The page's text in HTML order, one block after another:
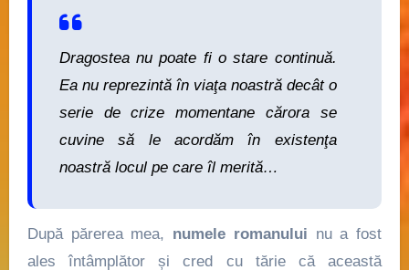
Dragostea nu poate fi o stare continuă.
Ea nu reprezintă în viaţa noastră decât o
serie de crize momentane cărora se
cuvine să le acordăm în existenţa
noastră locul pe care îl merită…
După părerea mea, numele romanului nu a fost
ales întâmplător și cred cu tărie că această